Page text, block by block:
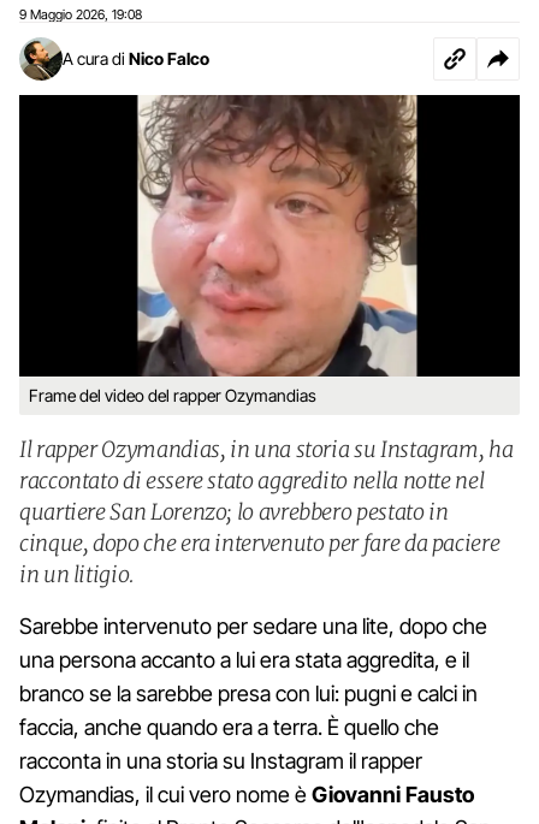
9 Maggio 2026 19:08
A cura di Nico Falco
Frame del video del rapper Ozymandias
Il rapper Ozymandias, in una storia su Instagram, ha
raccontato di essere stato aggredito nella notte nel
quartiere San Lorenzo; lo avrebbero pestato in
cinque, dopo che era intervenuto per fare da paciere
in un litigio.
Sarebbe intervenuto per sedare una lite, dopo che
una persona accanto a lui era stata aggredita, e il
branco se la sarebbe presa con lui: pugni e calci in
faccia, anche quando era a terra. È quello che
racconta in una storia su Instagram il rapper
Ozymandias, il cui vero nome èGiovanni Fausto